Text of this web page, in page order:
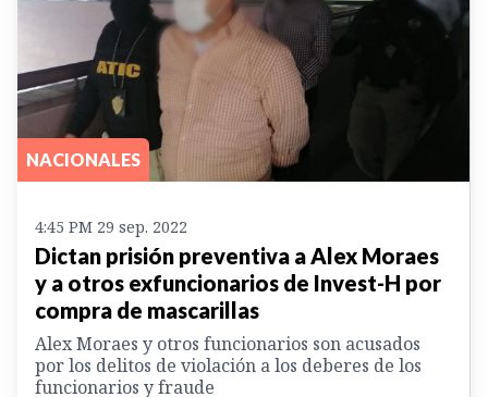
NACIONALES
4:45 PM 29 sep. 2022
Dictan prisión preventiva a Alex Moraes
y a otros exfuncionarios de Invest-H por
compra de mascarillas
Alex Moraes y otros funcionarios son acusados
por los delitos de violación a los deberes de los
funcionarios y fraude